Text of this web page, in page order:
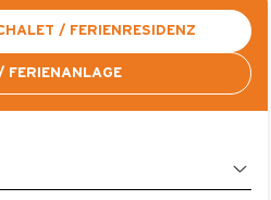
/ FERIENRESIDENZ
FERIENANLAGE